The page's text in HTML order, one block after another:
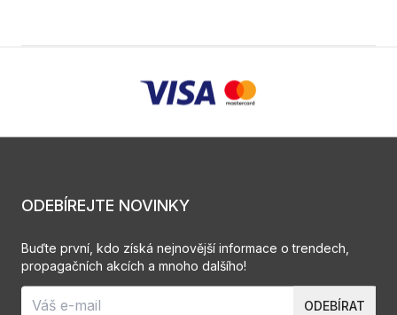
ODEBÍREJTE NOVINKY
Buďte první, kdo získá nejnovější informace o trendech,
propagačních akcích a mnoho dalšího!
ODEBÍRAT